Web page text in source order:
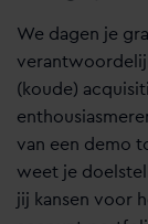
We dagen je
(koude)
van een demo
weet je
jij kansen voor